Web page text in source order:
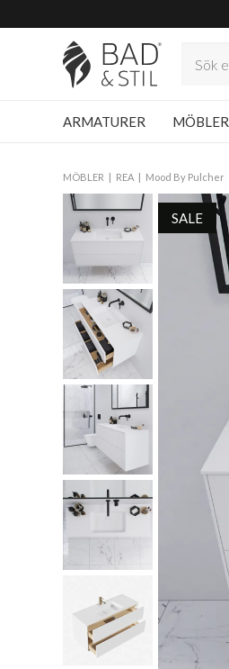
ARMATURER MÖBLER
MÖBLER REA Mood By Pulcher
SALE